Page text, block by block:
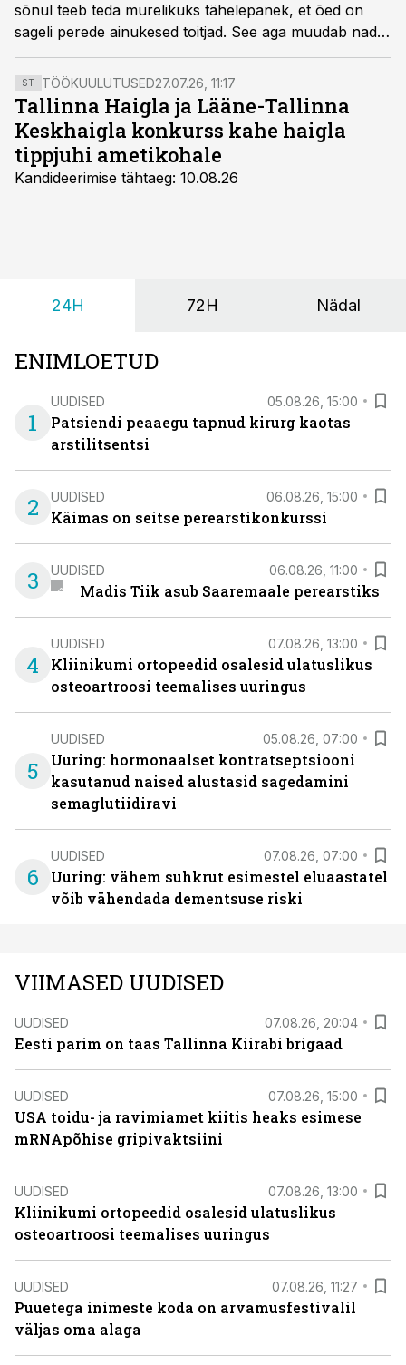
sõnul teeb teda murelikuks tähelepanek, et õed on
sageli perede ainukesed toitjad. See aga muudab nad
palgasurve ees eriti kaitsetuks.
ST TÖÖKUULUTUSED27.07.26, 11:17
Tallinna Haigla ja Lääne-Tallinna
Keskhaigla konkurss kahe haigla
tippjuhi ametikohale
Kandideerimise tähtaeg: 10.08.26
24H 72H Nädal
ENIMLOETUD
1
UUDISED 05.08.26, 15:00
Patsiendi peaaegu tapnud kirurg kaotas
arstilitsentsi
2 UUDISED 06.08.26, 15:00
Käimas on seitse perearstikonkurssi
3 UUDISED 06.08.26, 11:00
Madis Tiik asub Saaremaale perearstiks
4
UUDISED 07.08.26, 13:00
Kliinikumi ortopeedid osalesid ulatuslikus
osteoartroosi teemalises uuringus
5
UUDISED 05.08.26, 07:00
Uuring: hormonaalset kontratseptsiooni
kasutanud naised alustasid sagedamini
semaglutiidiravi
6
UUDISED 07.08.26, 07:00
Uuring: vähem suhkrut esimestel eluaastatel
võib vähendada dementsuse riski
VIIMASED UUDISED
UUDISED 07.08.26, 20:04
Eesti parim on taas Tallinna Kiirabi brigaad
UUDISED 07.08.26, 15:00
USA toidu- ja ravimiamet kiitis heaks esimese
mRNApõhise gripivaktsiini
UUDISED 07.08.26, 13:00
Kliinikumi ortopeedid osalesid ulatuslikus
osteoartroosi teemalises uuringus
UUDISED 07.08.26, 11:27
Puuetega inimeste koda on arvamusfestivalil
väljas oma alaga